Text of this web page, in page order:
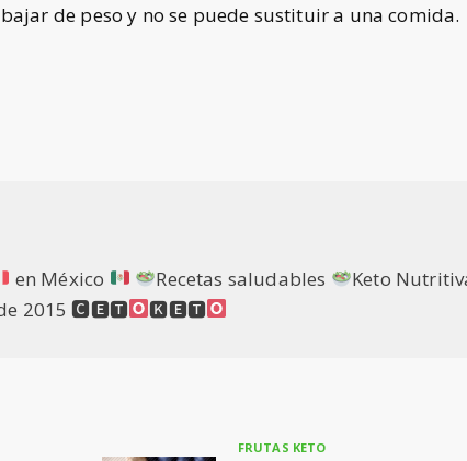
de peso y no se puede sustituir a una
en México Recetas saludables Keto
2015 🅲🅴🆃 🅺🅴🆃
FRUTAS KETO